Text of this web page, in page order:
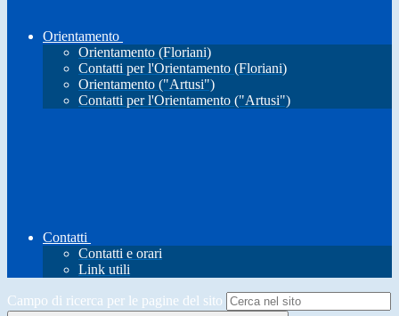
Orientamento
Orientamento (Floriani)
Contatti per l'Orientamento (Floriani)
Orientamento ("Artusi")
Contatti per l'Orientamento ("Artusi")
Contatti
Contatti e orari
Link utili
Campo di ricerca per le pagine del sito